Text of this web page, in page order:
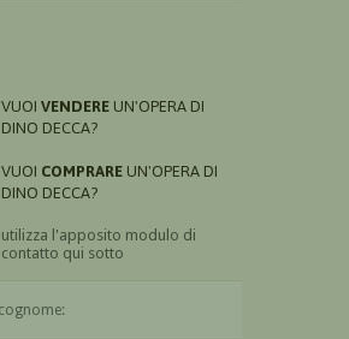
VUOI VENDERE UN'OPERA DI
DINO DECCA?
VUOI COMPRARE UN'OPERA DI
DINO DECCA?
utilizza l'apposito modulo di
contatto qui sotto